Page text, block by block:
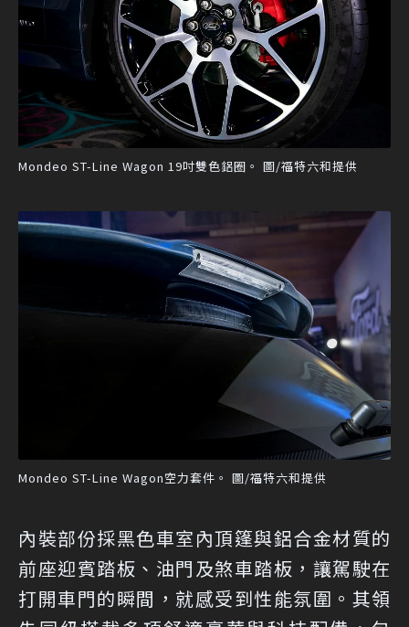
Mondeo ST-Line Wagon 19吋雙色鋁圈。 圖/福特六和提供
Mondeo ST-Line Wagon空力套件。 圖/福特六和提供
內裝部份採黑色車室內頂篷與鋁合金材質的
前座迎賓踏板、油門及煞車踏板，讓駕駛在
打開車門的瞬間，就感受到性能氛圍。其領